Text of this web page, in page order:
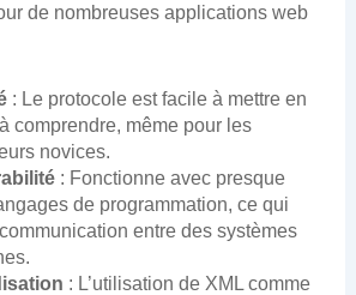
de nombreuses applications web
: Le protocole est facile à mettre en
comprendre, même pour les
novices.
: Fonctionne avec presque
de programmation, ce qui
entre des systèmes
: L’utilisation de XML comme